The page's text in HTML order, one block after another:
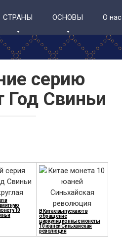
СТРАНЫ ОСНОВЫ О нас
серию
Свиньи
в
10
В Китае выпускают в
обращение
циркуляционные монеты
10 юаней Синьхайская
революция